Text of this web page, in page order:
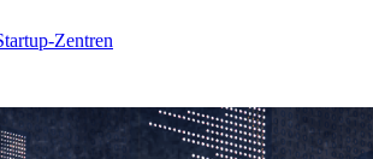
Zentren